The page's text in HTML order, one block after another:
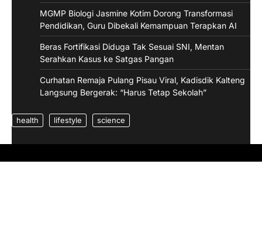
MGMP Biologi Jasmine Kotim Dorong Transformasi
Pendidikan, Guru Dibekali Kemampuan Terapkan AI
Beras Fortifikasi Diduga Tak Sesuai SNI, Mentan
Serahkan Kasus ke Satgas Pangan
Curhatan Remaja Pulang Pisau Viral, Kadisdik Kalteng
Langsung Bergerak: “Harus Tetap Sekolah”
health lifestyle science